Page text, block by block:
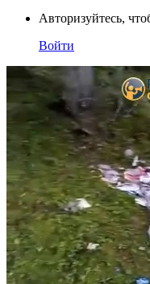
Авторизуйтесь,
Войти